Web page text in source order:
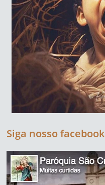
Siga nosso facebook